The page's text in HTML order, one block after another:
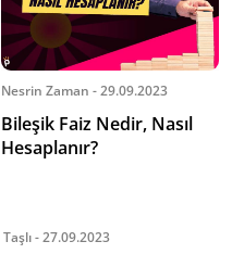
Nesrin Zaman - 29.09.2023
Bileşik Faiz Nedir, Nasıl
Hesaplanır?
- 27.09.2023